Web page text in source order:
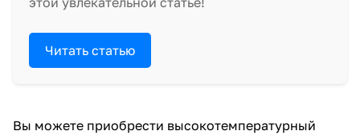
Читать статью
Вы можете приобрести высокотемпературный